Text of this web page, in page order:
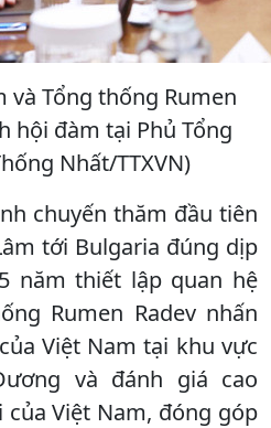
và Tổng thống Rumen
hội đàm tại Phủ Tổng
Nhất/TTXVN)
chuyến thăm đầu tiên
tới Bulgaria đúng dịp
năm thiết lập quan hệ
Rumen Radev nhấn
Việt Nam tại khu vực
và đánh giá cao
Việt Nam, đóng góp